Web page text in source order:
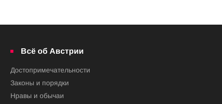
Всё об Австрии
Достопримечательности
Законы и порядки
Нравы и обычаи